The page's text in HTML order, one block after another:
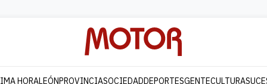
HORALEÓNPROVINCIASOCIEDADDEPORTESGENTECULTURA